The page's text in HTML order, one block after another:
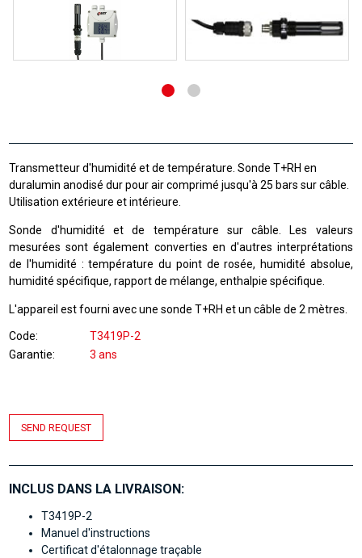
Transmetteur d'humidité et de température. Sonde T+RH en
duralumin anodisé dur pour air comprimé jusqu'à 25 bars sur câble.
Utilisation extérieure et intérieure.
Sonde d'humidité et de température sur câble. Les valeurs
mesurées sont également converties en d'autres interprétations
de l'humidité : température du point de rosée, humidité absolue,
humidité spécifique, rapport de mélange, enthalpie spécifique.
L'appareil est fourni avec une sonde T+RH et un câble de 2 mètres.
Code
T3419P-2
Garantie
3 ans
SEND REQUEST
INCLUS DANS LA LIVRAISON:
T3419P-2
Manuel d'instructions
Certificat d'étalonnage traçable